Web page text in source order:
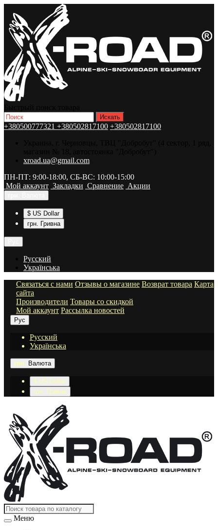
+380500777321 +380502817100 +380502817100
xroad.ua@gmail.com
ПН-ПТ: 9:00-18:00, СБ-ВС: 10:00-15:00
Мой аккаунт Закладки Сравнение Акции
$ US Dollar
грн. Гривна
Русский
Українська
Связаться с нами Отзывы о магазине Возврат товара Карта
сайта
Производители Товары со скидкой
Мой аккаунт Рассылка новостей
Рус
Русский
Українська
грн. Валюта
$ US Dollar
грн. Гривна
Меню